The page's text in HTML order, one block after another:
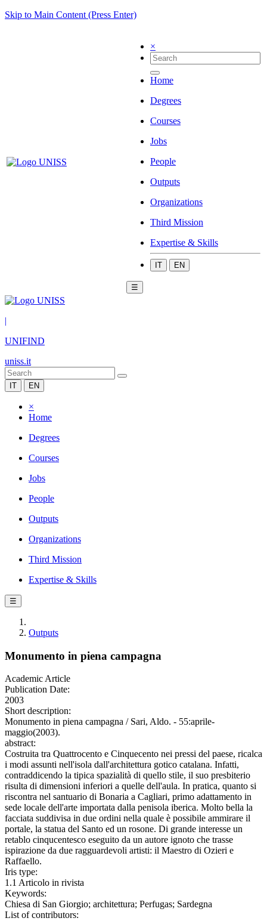
Skip to Main Content (Press Enter)
×
Home
Degrees
Courses
Jobs
People
Outputs
Organizations
Third Mission
Expertise & Skills
IT EN
☰
|
UNIFIND
uniss.it
IT EN
×
Home
Degrees
Courses
Jobs
People
Outputs
Organizations
Third Mission
Expertise & Skills
☰
Outputs
Monumento in piena campagna
Academic Article
Publication Date:
2003
Short description:
Monumento in piena campagna / Sari, Aldo. - 55:aprile-
maggio(2003).
abstract:
Costruita tra Quattrocento e Cinquecento nei pressi del paese, ricalca
i modi assunti nell'isola dall'architettura gotico catalana. Infatti,
contraddicendo la tipica spazialità di quello stile, il suo presbiterio
risulta di dimensioni inferiori a quelle dell'aula. In pratica, quanto si
riscontra nel santuario di Bonaria a Cagliari, primo adattamento in
sede locale dell'arte importata dalla penisola iberica. Molto bella la
facciata suddivisa in due ordini nella quale è possibile ammirare il
portale, la statua del Santo ed un rosone. Di grande interesse un
retablo cinqucentesco eseguito da un autore ignoto che trasse
ispirazione da due ragguardevoli artisti: il Maestro di Ozieri e
Raffaello.
Iris type:
1.1 Articolo in rivista
Keywords:
Chiesa di San Giorgio; architettura; Perfugas; Sardegna
List of contributors: